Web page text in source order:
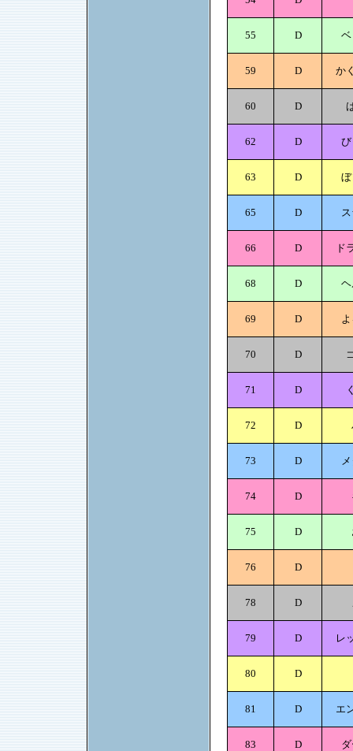
55 D
59 D か
60 D
62 D
63 D
65 D
66 D ド
68 D
69 D
70 D
71 D
72 D
73 D
74 D
75 D
76 D
78 D
79 D レ
80 D
81 D エ
83 D